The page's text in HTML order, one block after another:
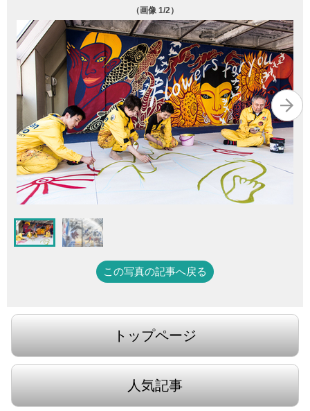
（画像 1/2）
この写真の記事へ戻る
トップページ
人気記事